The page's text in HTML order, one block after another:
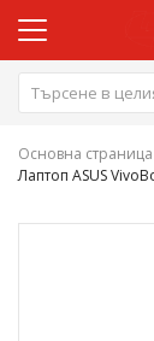
Основна страница
Лаптоп ASUS